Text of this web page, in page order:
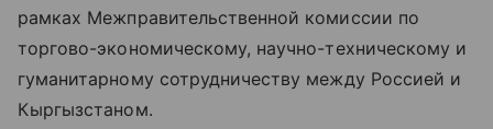
рамках Межправительственной комиссии по
торгово-экономическому, научно-техническому и
гуманитарному сотрудничеству между Россией и
Кыргызстаном.